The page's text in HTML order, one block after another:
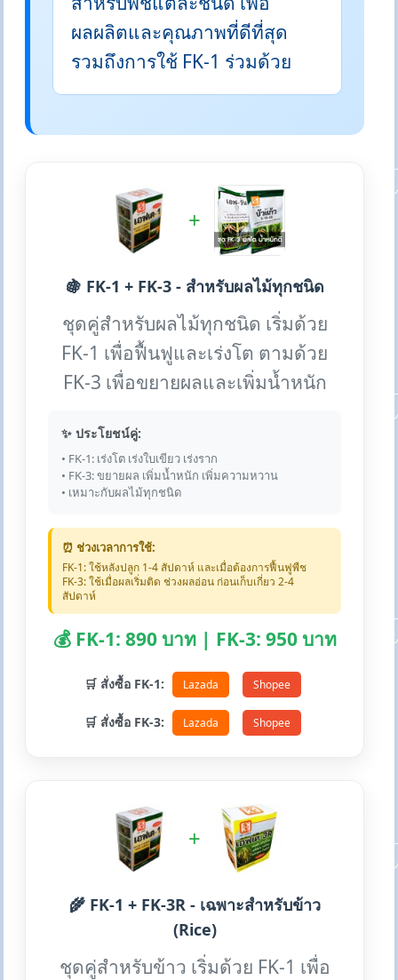
ผลผลิตและคุณภาพที่ดีที่สุด
รวมถึงการใช้ FK-1 ร่วมด้วย
+
🍇 FK-1 + FK-3 - สำหรับผลไม้ทุกชนิด
ชุดคู่สำหรับผลไม้ทุกชนิด เริ่มด้วย
FK-1 เพื่อฟื้นฟูและเร่งโต ตามด้วย
FK-3 เพื่อขยายผลและเพิ่มน้ำหนัก
✨ ประโยชน์คู่:
• FK-1: เร่งโต เร่งใบเขียว เร่งราก
• FK-3: ขยายผล เพิ่มน้ำหนัก เพิ่มความหวาน
• เหมาะกับผลไม้ทุกชนิด
⏰ ช่วงเวลาการใช้:
FK-1: ใช้หลังปลูก 1-4 สัปดาห์ และเมื่อต้องการฟื้นฟูพืช
FK-3: ใช้เมื่อผลเริ่มติด ช่วงผลอ่อน ก่อนเก็บเกี่ยว 2-4
สัปดาห์
💰 FK-1: 890 บาท | FK-3: 950 บาท
🛒 สั่งซื้อ FK-1: Lazada Shopee
🛒 สั่งซื้อ FK-3: Lazada Shopee
+
🌾 FK-1 + FK-3R - เฉพาะสำหรับข้าว
(Rice)
ชุดคู่สำหรับข้าว เริ่มด้วย FK-1 เพื่อ